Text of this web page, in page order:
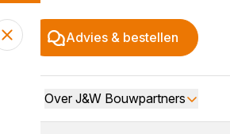
Advies & bestellen
Over J&W Bouwpartners